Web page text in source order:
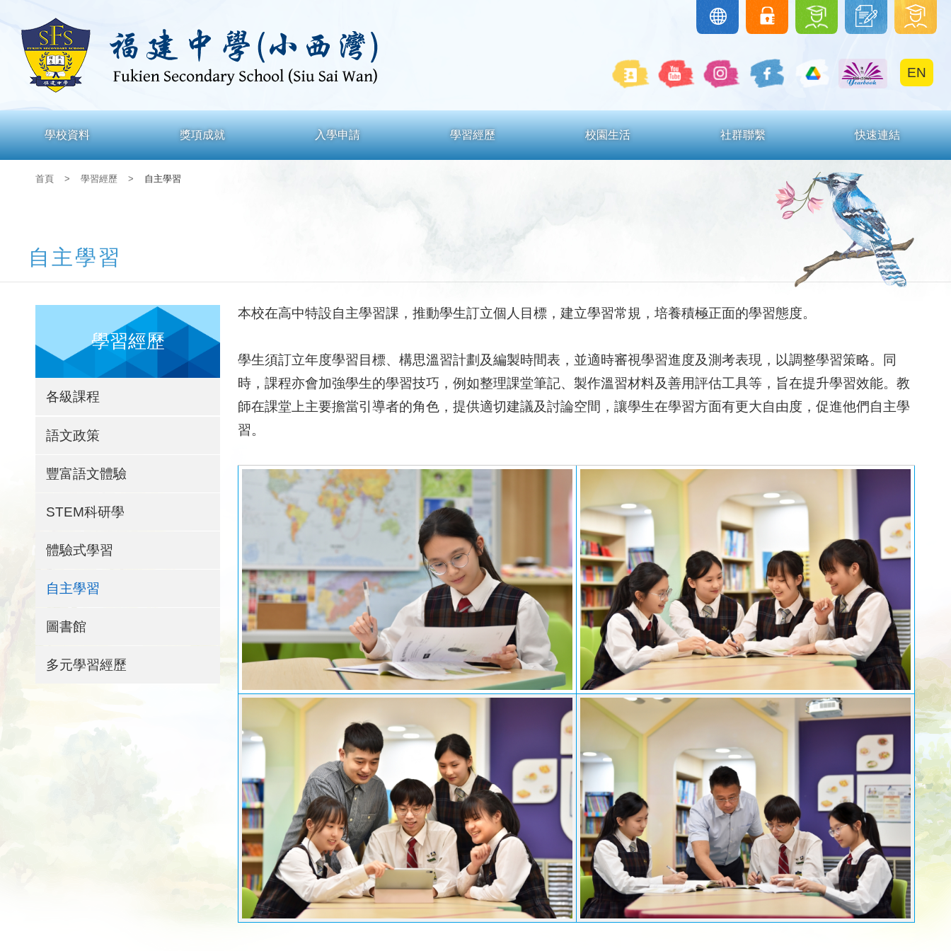
學
生
區
下
載
圖
書
eClass
Google
Classroom
EN
學校資料 獎項成就 入學申請 學習經歷 校園生活 社群聯繫 快速連結
首頁 > 學習經歷 > 自主學習
自主學習
本校在高中特設自主學習課，推動學生訂立個人目標，建立學習常規，培養積極正面的學習態度。
學生須訂立年度學習目標、構思溫習計劃及編製時間表，並適時審視學習進度及測考表現，以調整學習策略。同
時，課程亦會加強學生的學習技巧，例如整理課堂筆記、製作溫習材料及善用評估工具等，旨在提升學習效能。教
師在課堂上主要擔當引導者的角色，提供適切建議及討論空間，讓學生在學習方面有更大自由度，促進他們自主學
習。
學習經歷
各級課程
語文政策
豐富語文體驗
STEM科研學
體驗式學習
自主學習
圖書館
多元學習經歷